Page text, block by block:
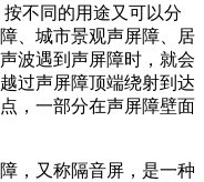
不同的用途又可以分
、城市景观声屏障、居
波遇到声屏障时，就会
过声屏障顶端绕射到达
，一部分在声屏障壁面
，又称隔音屏，是一种